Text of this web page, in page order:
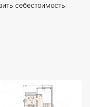
себестоимость